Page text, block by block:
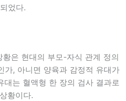
었다.
은 현대의 부모-자식 관계 정의
가, 아니면 양육과 감정적 유대가
는 혈액형 한 장의 검사 결과로
황이다.